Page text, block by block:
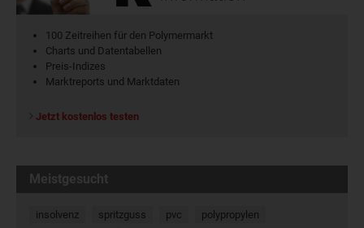
100 Zeitreihen für den Polymermarkt
Charts und Datentabellen
Preis-Indizes
Marktreports und Marktdaten
Jetzt kostenlos testen
Meistgesucht
insolvenz spritzguss pvc
polypropylen